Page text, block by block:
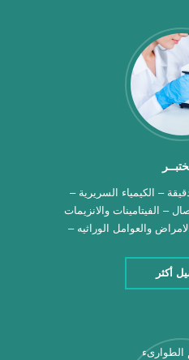
– الكيمياء السريرية –
– الفيتامينات والانزيمات
والعوامل الوراثيه –
أكثر